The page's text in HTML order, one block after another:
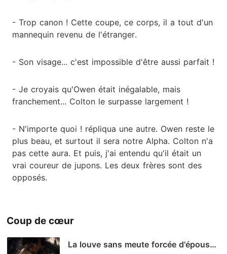
- Trop canon ! Cette coupe, ce corps, il a tout d'un
mannequin revenu de l'étranger.
- Son visage... c'est impossible d'être aussi parfait !
- Je croyais qu'Owen était inégalable, mais
franchement... Colton le surpasse largement !
- N'importe quoi ! répliqua une autre. Owen reste le
plus beau, et surtout il sera notre Alpha. Colton n'a
pas cette aura. Et puis, j'ai entendu qu'il était un
vrai coureur de jupons. Les deux frères sont des
opposés.
Coup de cœur
La louve sans meute forcée d'épouser